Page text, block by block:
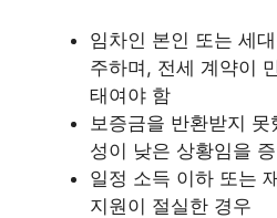
임차인 본인 또는 세
주하며, 전세 계약이
태여야 함
보증금을 반환받지
성이 낮은 상황임을
일정 소득 이하 또는
지원이 절실한 경우